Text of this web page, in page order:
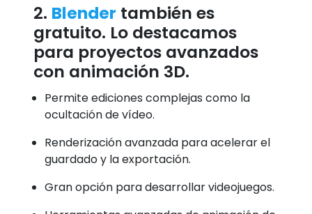
2. Blender también es
gratuito. Lo destacamos
para proyectos avanzados
con animación 3D.
Permite ediciones complejas como la
ocultación de vídeo.
Renderización avanzada para acelerar el
guardado y la exportación.
Gran opción para desarrollar videojuegos.